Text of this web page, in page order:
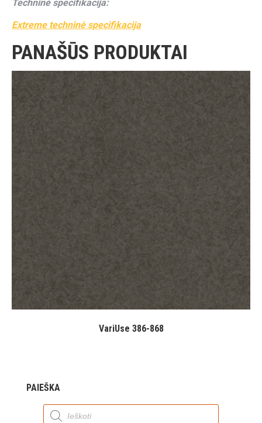
Techninė specifikacija:
Extreme techninė specifikacija
PANAŠŪS PRODUKTAI
VariUse 386-868
PAIEŠKA
Products
search